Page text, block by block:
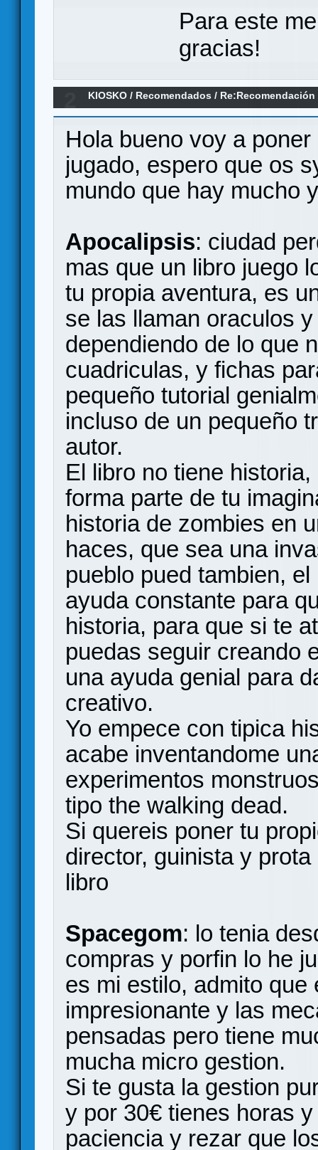
Para este
gracias!
KIOSKO / Recomendados /
Hola bueno voy a
jugado, espero que os
mundo que hay mucho
Apocalipsis: ciudad
mas que un libro juego
tu propia aventura, es
se las llaman oraculos
dependiendo de lo que
cuadriculas, y fichas
pequeño tutorial
incluso de un pequeño
autor.
El libro no tiene
forma parte de tu
historia de zombies en
haces, que sea una
pueblo pued tambien,
ayuda constante para
historia, para que si te
puedas seguir creando
una ayuda genial para
creativo.
Yo empece con tipica
acabe inventandome
experimentos
tipo the walking dead.
Si quereis poner tu
director, guinista y
libro
Spacegom: lo tenia
compras y porfin lo he
es mi estilo, admito
impresionante y las
pensadas pero tiene
mucha micro gestion.
Si te gusta la gestion
y por 30€ tienes horas
paciencia y rezar que